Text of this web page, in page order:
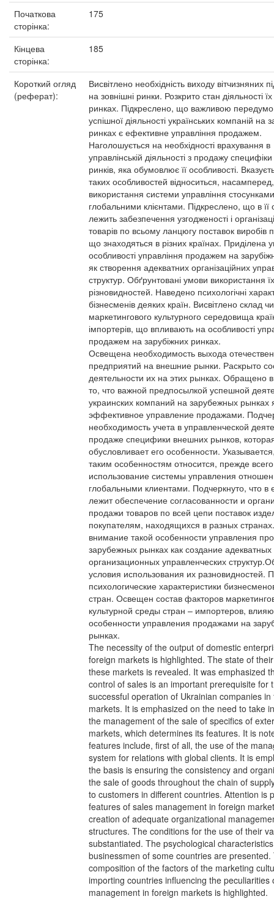
Початкова
сторінка:
175
Кінцева
сторінка:
185
Короткий огляд
(реферат):
Висвітлено необхідність виходу вітчизняних
на зовнішні ринки. Розкрито стан діяльності
ринках. Підкреслено, що важливою
успішної діяльності українських компаній на
ринках є ефективне управління продажем.
Наголошується на необхідності врахування в
управлінській діяльності з продажу специфіки
ринків, яка обумовлює її особливості.
таких особливостей відноситься, насамперед,
використання системи управління
глобальними клієнтами. Підкреслено, що в її
лежить забезпечення узгодженості і
товарів по всьому ланцюгу поставок виробів
що знаходяться в різних країнах. Приділена
особливості управління продажем на
як створення адекватних організаційних
структур. Обґрунтовані умови використання їх
різновидностей. Наведено психологічні
бізнесменів деяких країн. Висвітлено склад
маркетингового культурного середовища
імпортерів, що впливають на особливості
продажем на зарубіжних ринках.
Освещена необходимость выхода
предприятий на внешние рынки. Раскрыто
деятельности их на этих рынках. Обращено
то, что важной предпосылкой успешной
украинских компаний на зарубежных рынках
эффективное управление продажами.
необходимость учета в управленческой
продаже специфики внешних рынков,
обусловливает его особенности.
таким особенностям относится, прежде
использование системы управления
глобальными клиентами. Подчеркнуто, что в
лежит обеспечение согласованности и
продажи товаров по всей цепи поставок
покупателям, находящихся в разных
внимание такой особенности управления
зарубежных рынках как создание адекватных
организационных управленческих
условия использования их разновидностей.
психологические характеристики
стран. Освещен состав факторов
культурной среды стран – импортеров,
особенности управления продажами на
рынках.
The necessity of the output of domestic
foreign markets is highlighted. The state of
these markets is revealed. It was emphasized
control of sales is an important prerequisite for
successful operation of Ukrainian companies in
markets. It is emphasized on the need to take
the management of the sale of specifics of
markets, which determines its features. It is
features include, first of all, the use of the
system for relations with global clients. It is
the basis is ensuring the consistency and
the sale of goods throughout the chain of
to customers in different countries. Attention is
features of sales management in foreign
creation of adequate organizational
structures. The conditions for the use of their
substantiated. The psychological
businessmen of some countries are presented.
composition of the factors of the marketing
importing countries influencing the peculiarities
management in foreign markets is highlighted.